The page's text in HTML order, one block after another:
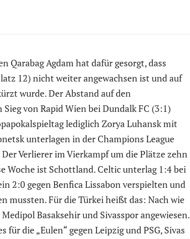
Qarabag Agdam hat dafür gesorgt, dass
12) nicht weiter angewachsen ist und auf
wurde. Der Abstand auf den
von Rapid Wien bei Dundalk FC (3:1)
lediglich Zorya Luhansk mit
unterlagen in der Champions League
Verlierer im Vierkampf um die Plätze zehn
Woche ist Schottland. Celtic unterlag 1:4 bei
2:0 gegen Benfica Lissabon verspielten und
mussten. Für die Türkei heißt das: Nach wie
Basaksehir und Sivasspor angewiesen.
die „Eulen“ gegen Leipzig und PSG, Sivas